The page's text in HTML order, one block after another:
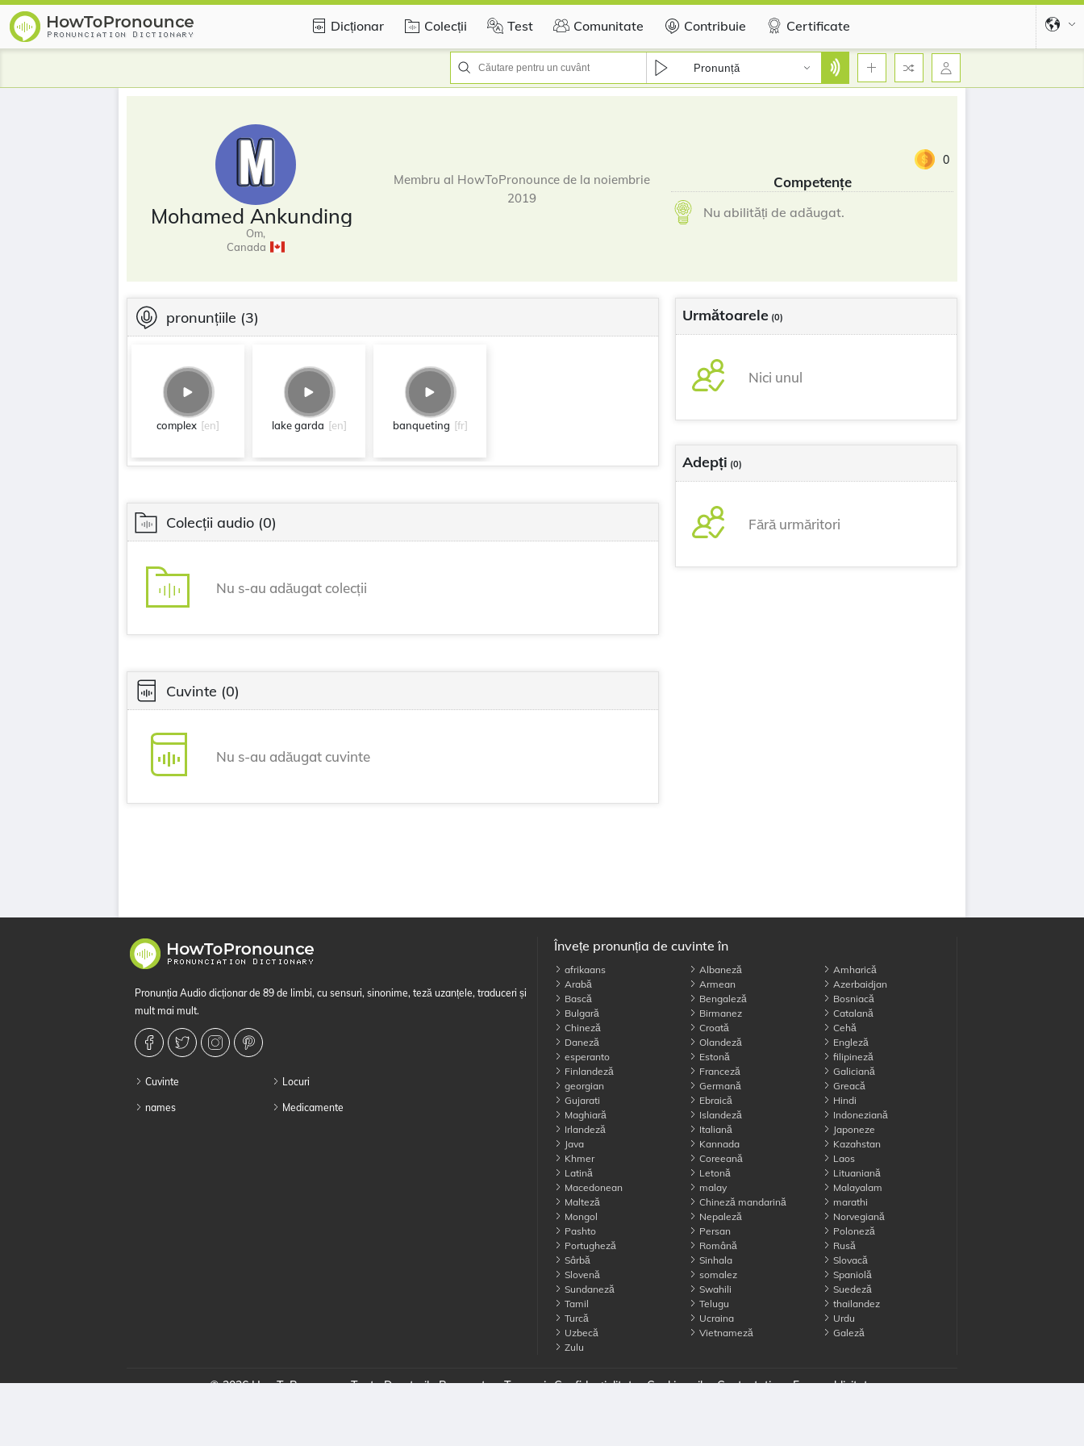
Dicționar Colecții Test Comunitate Contribuie Certificate
Pronunță
Mohamed Ankunding
Om,
Canada
Membru al HowToPronounce de la noiembrie
2019
0
Competențe
Nu abilități de adăugat.
pronunțiile (3)
complex [en] lake garda [en] banqueting [fr]
Colecții audio (0)
Nu s-au adăugat colecții
Cuvinte (0)
Nu s-au adăugat cuvinte
Următoarele (0)
Nici unul
Adepți (0)
Fără urmăritori
Pronunția Audio dicționar de 89 de limbi, cu sensuri, sinonime, teză uzanțele, traduceri și
mult mai mult.
Cuvinte
names
Locuri
Medicamente
Învețe pronunția de cuvinte în
afrikaans Albaneză
Amharică
Arabă
Armean
Azerbaidjan
Bască
Bengaleză
Bosniacă
Bulgară
Birmanez
Catalană
Chineză
Croată
Cehă
Daneză
Olandeză
Engleză
esperanto
Estonă
filipineză
Finlandeză
Franceză
Galiciană
georgian
Germană
Greacă
Gujarati
Ebraică
Hindi
Maghiară
Islandeză
Indoneziană
Irlandeză
Italiană
Japoneze
Java
Kannada
Kazahstan
Khmer
Coreeană
Laos
Latină
Letonă
Lituaniană
Macedonean
malay
Malayalam
Malteză
Chineză mandarină
marathi
Mongol
Nepaleză
Norvegiană
Pashto
Persan
Poloneză
Portugheză
Română
Rusă
Sârbă
Sinhala
Slovacă
Slovenă
somalez
Spaniolă
Sundaneză
Swahili
Suedeză
Tamil
Telugu
thailandez
Turcă
Ucraina
Urdu
Uzbecă
Vietnameză
Galeză
Zulu
© 2026 HowToPronounce. Toate Drepturile Rezervate Termeni Confidențialitate Cookie-urile Contactati-ne Face publicitate